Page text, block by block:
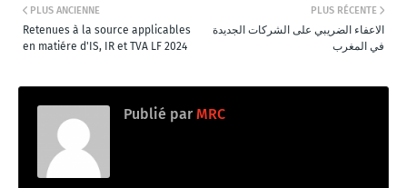
PLUS RÉCENTE
الاعفاء الضريبي على الشركات الجديدة
في المغرب
PLUS ANCIENNE
Retenues à la source applicables
en matiére d'IS, IR et TVA LF 2024
Publié par MRC